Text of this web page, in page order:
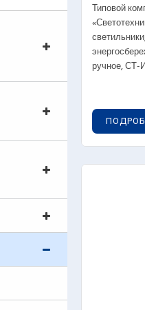
—
—
—
Типовой
ручное,